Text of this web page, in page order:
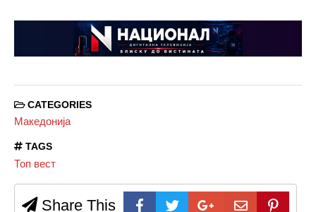
CATEGORIES
Македонија
TAGS
Топ вест
Share This